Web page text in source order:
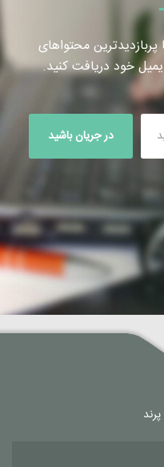
محتواهای
خود دریافت کنید.
در جریان باشید